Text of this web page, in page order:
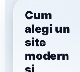
Cum
alegi un
site
modern